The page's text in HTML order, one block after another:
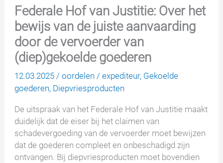
Federale Hof van Justitie: Over het
bewijs van de juiste aanvaarding
door de vervoerder van
(diep)gekoelde goederen
12.03.2025/oordelen /expediteur, Gekoelde
goederen, Diepvriesproducten
De uitspraak van het Federale Hof van Justitie maakt
duidelijk dat de eiser bij het claimen van
schadevergoeding van de vervoerder moet bewijzen
dat de goederen compleet en onbeschadigd zijn
ontvangen. Bij diepvriesproducten moet bovendien